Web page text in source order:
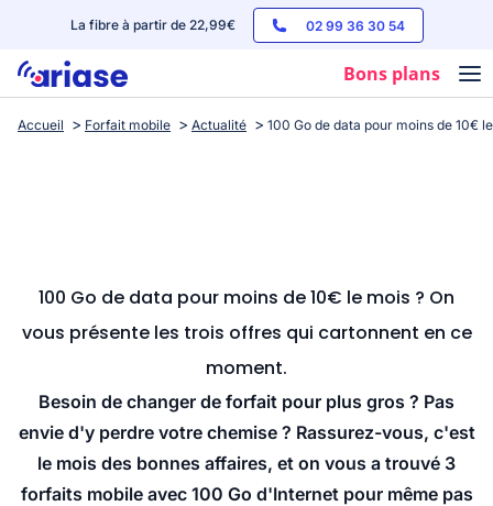
La fibre à partir de 22,99€ 02 99 36 30 54
Bons plans
Box internet
Streaming
Accueil Forfait mobile Actualité 100 Go de data pour moins de 10€
100 Go de data pour moins de 10€ le mois ? On
vous présente les trois offres qui cartonnent en ce
moment.
Besoin de changer de forfait pour plus gros ? Pas
envie d'y perdre votre chemise ? Rassurez-vous, c'est
le mois des bonnes affaires, et on vous a trouvé 3
forfaits mobile avec 100 Go d'Internet pour même pas